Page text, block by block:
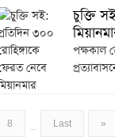
চুক্তি
পক্ষকাল
8 ... Last »